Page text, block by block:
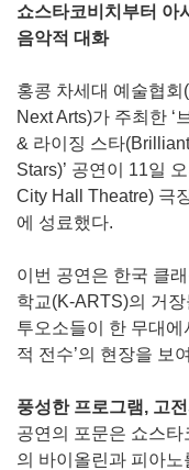
쇼스타코비치부터
음악적 대화
홍콩 차세대 예술협
Next Arts)가 주최한 ‘
& 라이징 스타
Stars)’ 공연이 11일
City Hall Theatre) 극
에 성료했다.
이번 공연은 한국 클
학교(K-ARTS)의 거
투오소들이 한 무대에
적 전수’의 현장을 보
풍성한 프로그램, 고
공연의 포문은 쇼스타
의 바이올린과 피아노